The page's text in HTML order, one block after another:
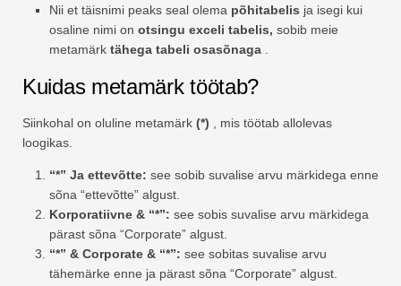
Nii et täisnimi peaks seal olema põhitabelis ja isegi kui
osaline nimi on otsingu exceli tabelis, sobib meie
metamärk tähega tabeli osasõnaga
Kuidas metamärk töötab?
Siinkohal on oluline metamärk (*) , mis töötab allolevas
loogikas.
“*” Ja ettevõtte: see sobib suvalise arvu märkidega enne
sõna “ettevõtte” algust.
Korporatiivne & “*”: see sobis suvalise arvu märkidega
pärast sõna “Corporate” algust.
“*” & Corporate & “*”: see sobitas suvalise arvu
tähemärke enne ja pärast sõna “Corporate” algust.